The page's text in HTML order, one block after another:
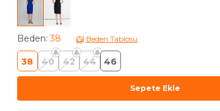
Beden:38 Beden Tablosu
38 40 42 44 46
Sepete Ekle